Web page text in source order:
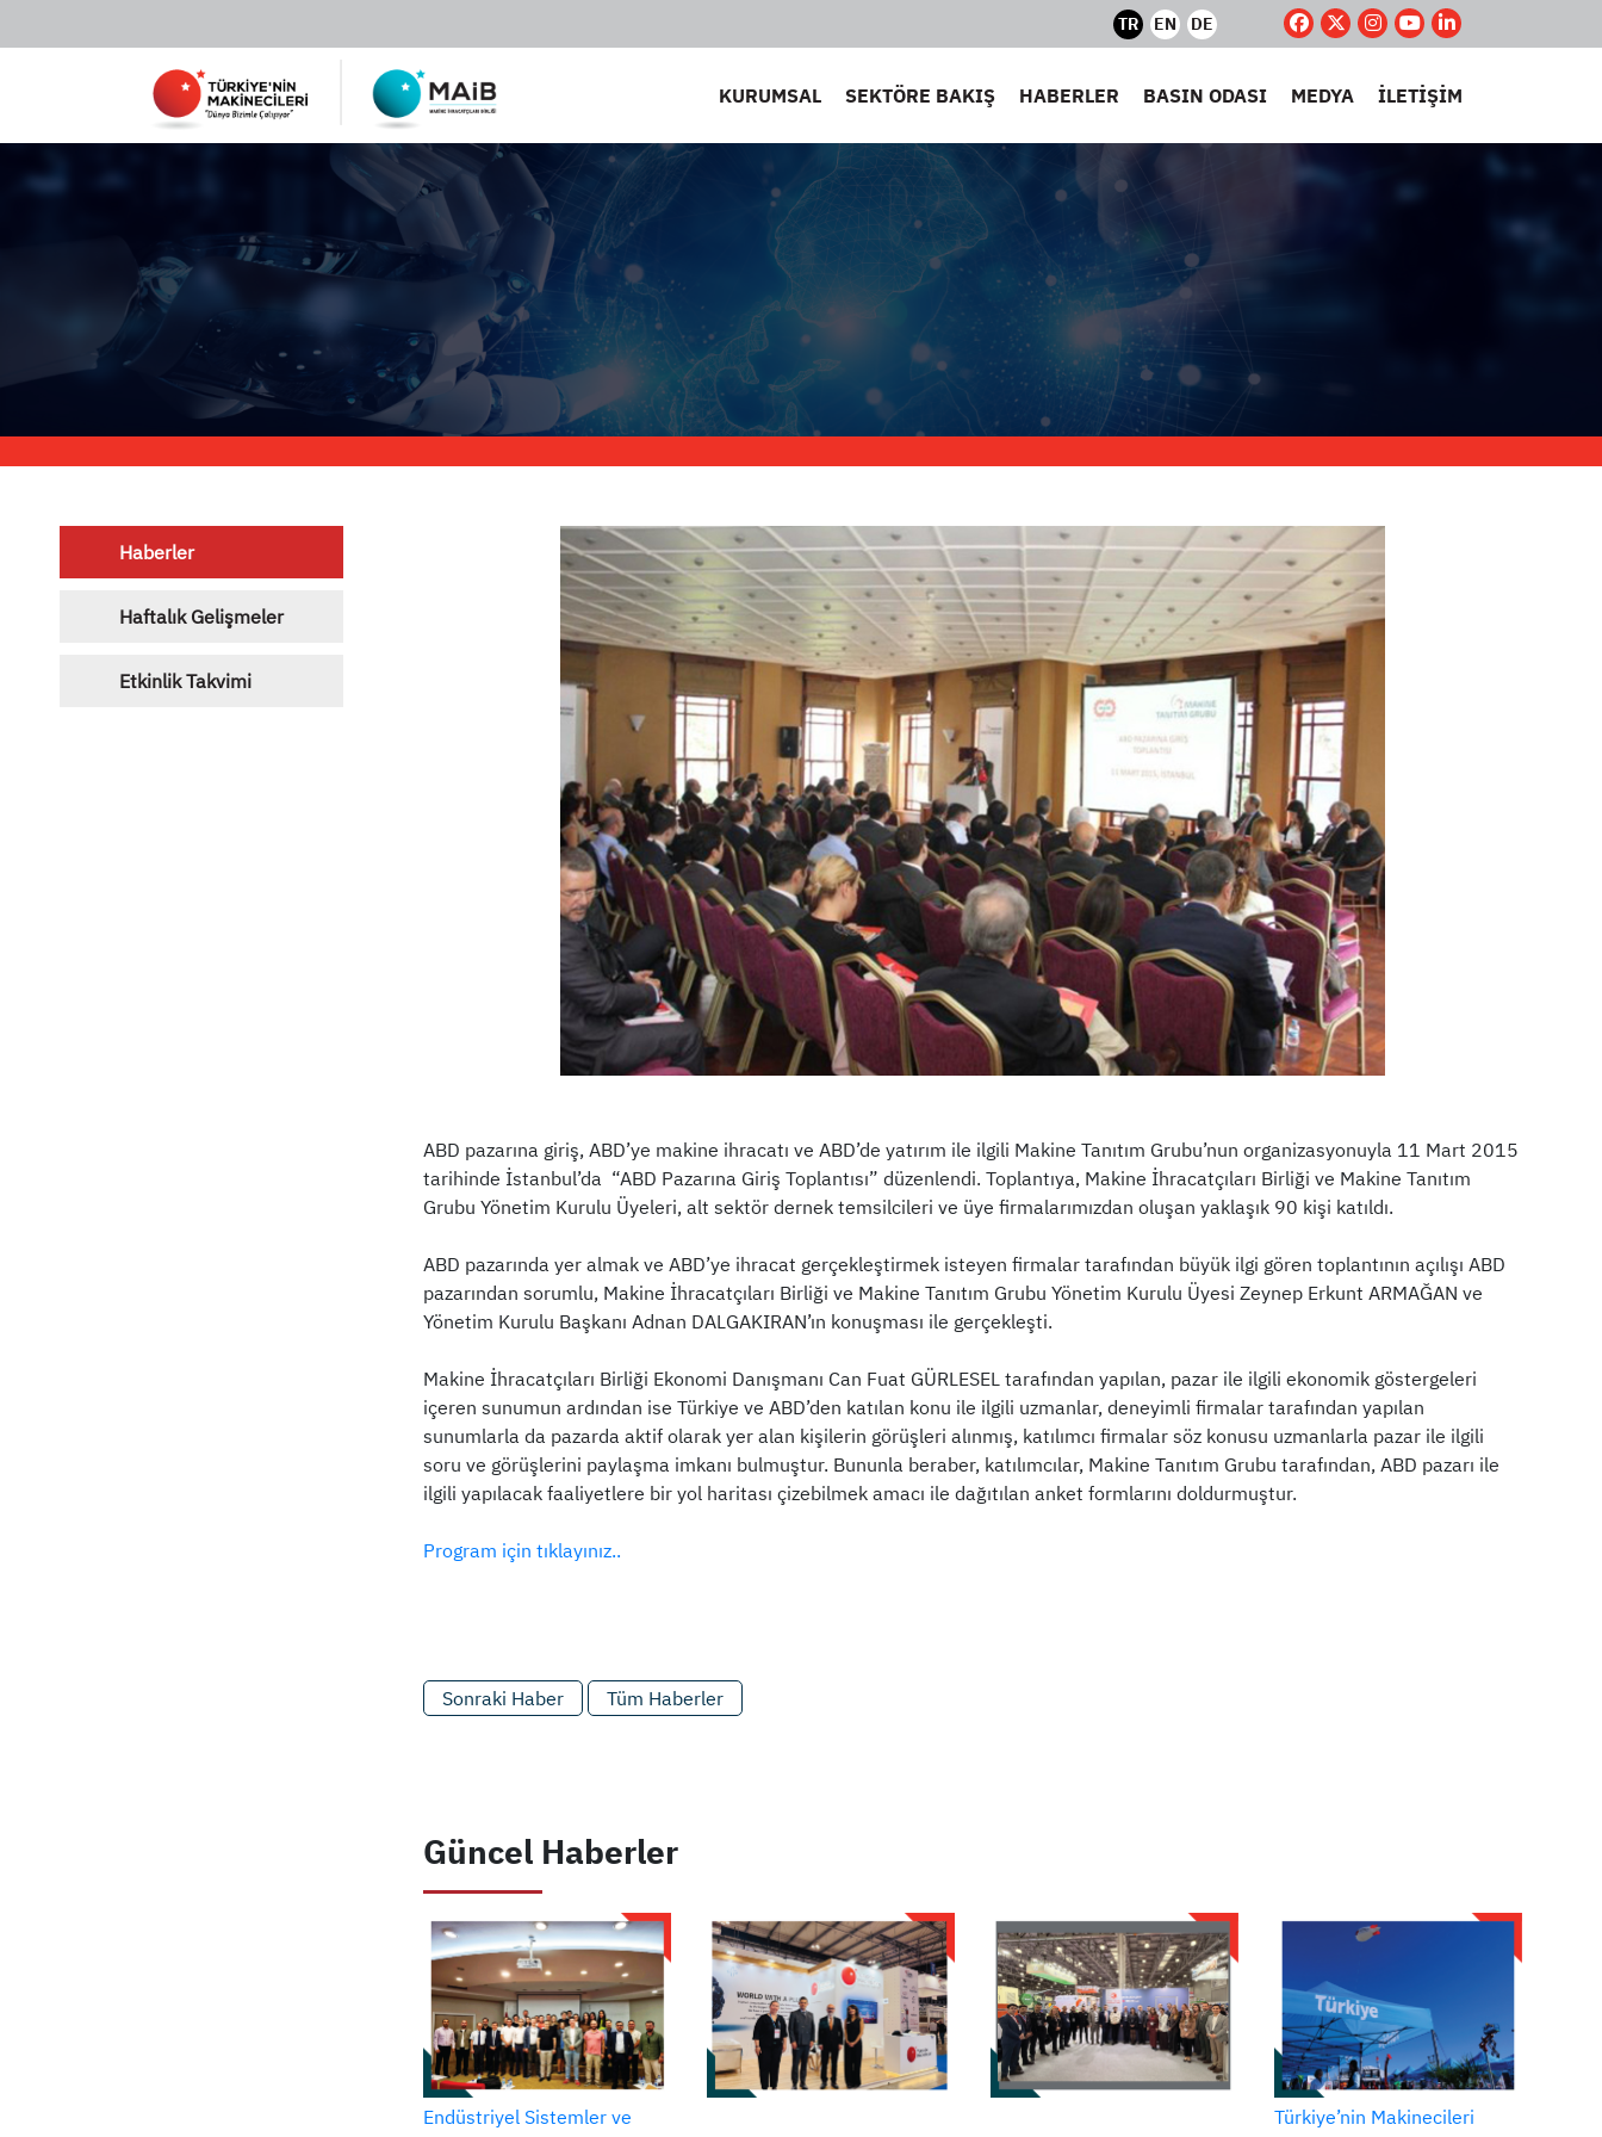
TR EN DE
KURUMSAL SEKTÖRE BAKIŞ HABERLER BASIN ODASI MEDYA İLETİŞİM
Haberler
Haftalık Gelişmeler
Etkinlik Takvimi
ABD pazarına giriş, ABD’ye makine ihracatı ve ABD’de yatırım ile ilgili Makine Tanıtım Grubu’nun organizasyonuyla 11 Mart 2015
tarihinde İstanbul’da “ABD Pazarına Giriş Toplantısı” düzenlendi. Toplantıya, Makine İhracatçıları Birliği ve Makine Tanıtım
Grubu Yönetim Kurulu Üyeleri, alt sektör dernek temsilcileri ve üye firmalarımızdan oluşan yaklaşık 90 kişi katıldı.
ABD pazarında yer almak ve ABD’ye ihracat gerçekleştirmek isteyen firmalar tarafından büyük ilgi gören toplantının açılışı ABD
pazarından sorumlu, Makine İhracatçıları Birliği ve Makine Tanıtım Grubu Yönetim Kurulu Üyesi Zeynep Erkunt ARMAĞAN ve
Yönetim Kurulu Başkanı Adnan DALGAKIRAN’ın konuşması ile gerçekleşti.
Makine İhracatçıları Birliği Ekonomi Danışmanı Can Fuat GÜRLESEL tarafından yapılan, pazar ile ilgili ekonomik göstergeleri
içeren sunumun ardından ise Türkiye ve ABD’den katılan konu ile ilgili uzmanlar, deneyimli firmalar tarafından yapılan
sunumlarla da pazarda aktif olarak yer alan kişilerin görüşleri alınmış, katılımcı firmalar söz konusu uzmanlarla pazar ile ilgili
soru ve görüşlerini paylaşma imkanı bulmuştur. Bununla beraber, katılımcılar, Makine Tanıtım Grubu tarafından, ABD pazarı ile
ilgili yapılacak faaliyetlere bir yol haritası çizebilmek amacı ile dağıtılan anket formlarını doldurmuştur.
Program için tıklayınız..
Sonraki Haber Tüm Haberler
Güncel Haberler
Endüstriyel Sistemler ve
Türkiye’nin Makinecileri